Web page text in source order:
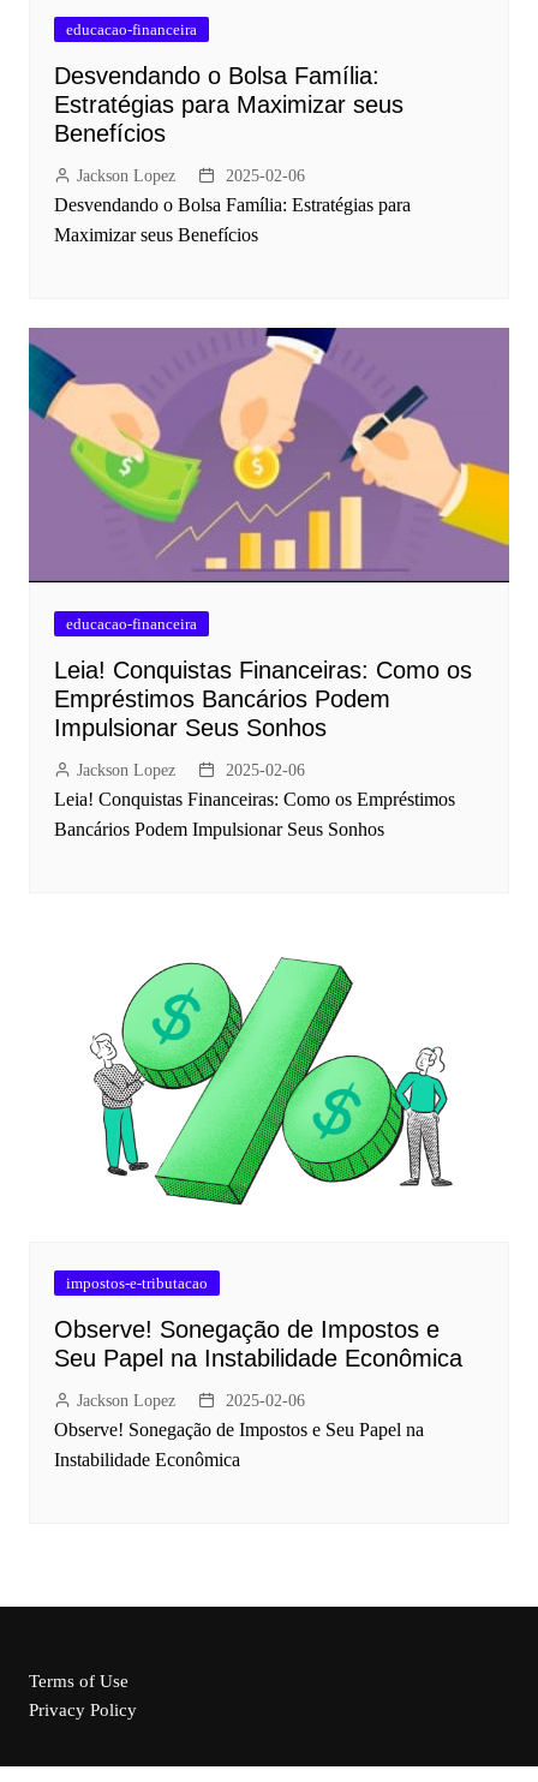
educacao-financeira
Desvendando o Bolsa Família:
Estratégias para Maximizar seus
Benefícios
Jackson Lopez 2025-02-06
Desvendando o Bolsa Família: Estratégias para
Maximizar seus Benefícios
educacao-financeira
Leia! Conquistas Financeiras: Como os
Empréstimos Bancários Podem
Impulsionar Seus Sonhos
Jackson Lopez 2025-02-06
Leia! Conquistas Financeiras: Como os Empréstimos
Bancários Podem Impulsionar Seus Sonhos
impostos-e-tributacao
Observe! Sonegação de Impostos e
Seu Papel na Instabilidade Econômica
Jackson Lopez 2025-02-06
Observe! Sonegação de Impostos e Seu Papel na
Instabilidade Econômica
Terms of Use
Privacy Policy